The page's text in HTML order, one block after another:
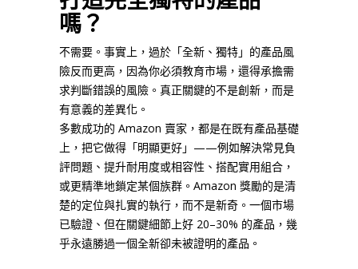
嗎？
不需要。事實上，過於「全新、獨特」的產品風
險反而更高， 因為你必須教育市場，還得承擔需
求判斷錯誤的風險。 真正關鍵的不是創新，而是
有意義的差異化。
多數成功的 Amazon 賣家，都是在既有產品基礎
上，把它做得「明顯更好」——例如解決常見負
評問題、提升耐用度或相容性、搭配實用組合，
或更精準地鎖定某個族群。Amazon 獎勵的是清
楚的定位與扎實的執行，而不是新奇。一個市場
已驗證、 但在關鍵細節上好 20–30% 的產品，幾
乎永遠勝過一個全新卻未被證明的產品。